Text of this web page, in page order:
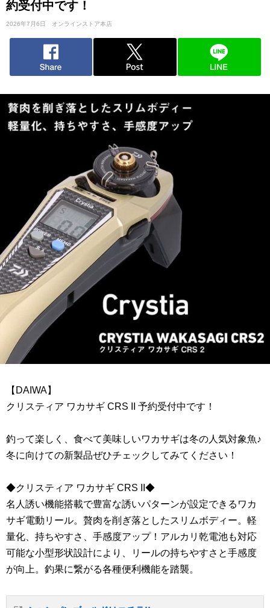
約受付中です！
2026年7月6日 オンラインストア本店
【DAIWA】
クリスティア ワカサギ CRS II 予約受付中です！
釣って楽しく、食べて美味しいワカサギは冬の人気対象魚♪
冬に向けての新製品ぜひチェックしてみてください！
◆クリスティア ワカサギ CRS II◆
名人誘い機能搭載で豊富な誘いパターンが設定できるワカ
サギ電動リール。贅肉を削ぎ落としたスリムボディー。軽
量化、持ちやすさ、手感度アップ！アルカリ乾電池も対応
可能な小型形状設計により、リールの持ちやすさと手感度
が向上。釣果に繋がる各種便利機能を踏襲。